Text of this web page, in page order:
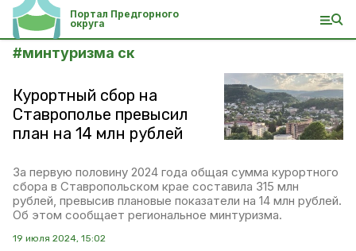
Портал Предгорного
округа
#минтуризма ск
Курортный сбор на
Ставрополье превысил
план на 14 млн рублей
За первую половину 2024 года общая сумма курортного
сбора в Ставропольском крае составила 315 млн
рублей, превысив плановые показатели на 14 млн рублей.
Об этом сообщает региональное минтуризма.
19 июля 2024, 15:02